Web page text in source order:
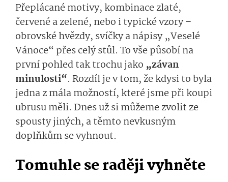
Přeplácané motivy, kombinace zlaté,
červené a zelené, nebo i typické vzory –
obrovské hvězdy, svíčky a nápisy „Veselé
Vánoce“ přes celý stůl. To vše působí na
první pohled tak trochu jako „závan
minulosti“. Rozdíl je v tom, že kdysi to byla
jedna z mála možností, které jsme při koupi
ubrusu měli. Dnes už si můžeme zvolit ze
spousty jiných, a těmto nevkusným
doplňkům se vyhnout.
Tomuhle se raději vyhněte